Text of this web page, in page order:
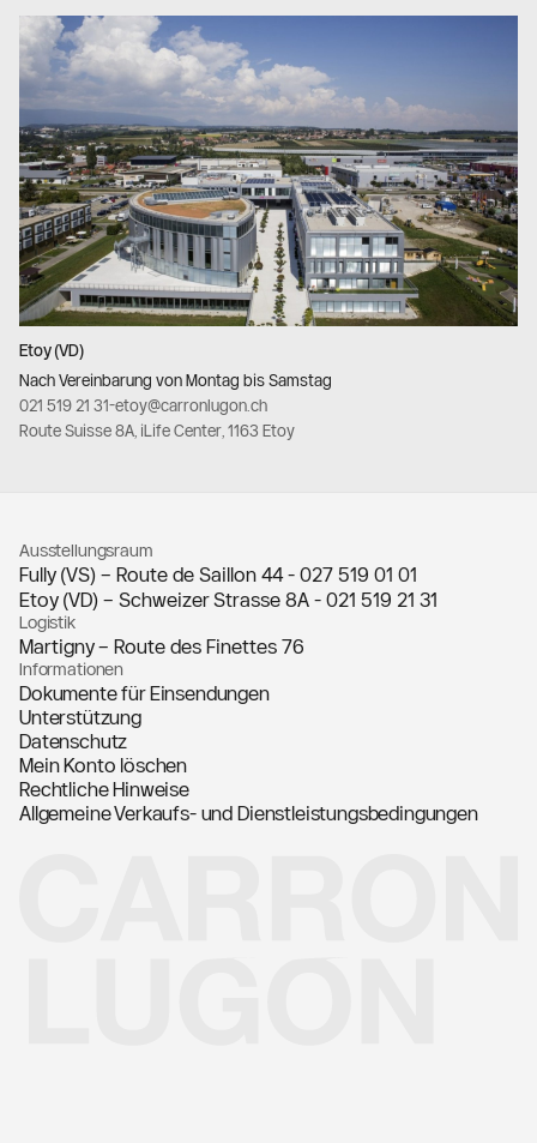
Etoy (VD)
Nach Vereinbarung von Montag bis Samstag
021 519 21 31-etoy@carronlugon.ch
Route Suisse 8A, iLife Center, 1163 Etoy
Ausstellungsraum
Fully (VS) – Route de Saillon 44 - 027 519 01 01
Etoy (VD) – Schweizer Strasse 8A - 021 519 21 31
Logistik
Martigny – Route des Finettes 76
Informationen
Dokumente für Einsendungen
Unterstützung
Datenschutz
Mein Konto löschen
Rechtliche Hinweise
Allgemeine Verkaufs- und Dienstleistungsbedingungen